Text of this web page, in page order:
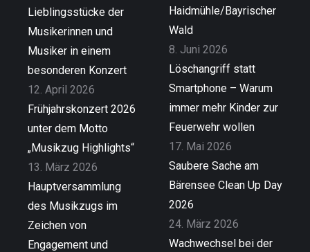
Lieblingsstücke der
Musikerinnen und
Musiker in einem
besonderen Konzert
12. April 2026
Frühjahrskonzert 2026
unter dem Motto
„Musikzug Highlights“
13. März 2026
Hauptversammlung
des Musikzugs im
Zeichen von
Engagement und
Haidmühle/Bayrischer
Wald
8. Juni 2026
Löschangriff statt
Smartphone – Warum
immer mehr Kinder zur
Feuerwehr wollen
17. Mai 2026
Saubere Sache am
Bärensee Clean Up Day
2026
24. März 2026
Wachwechsel bei der